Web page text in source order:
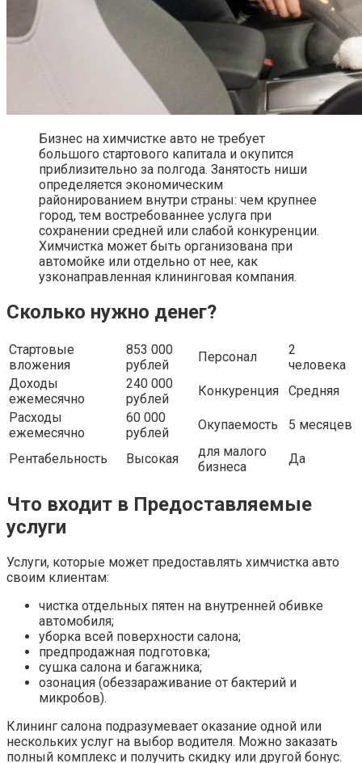
Бизнес на химчистке авто не требует
большого стартового капитала и окупится
приблизительно за полгода. Занятость ниши
определяется экономическим
районированием внутри страны: чем крупнее
город, тем востребованнее услуга при
сохранении средней или слабой конкуренции.
Химчистка может быть организована при
автомойке или отдельно от нее, как
узконаправленная клининговая компания.
Сколько нужно денег?
Стартовые
вложения
853 000
рублей
Персонал
2
человека
Доходы
ежемесячно
240 000
рублей
Конкуренция
Средняя
Расходы
ежемесячно
60 000
рублей
Окупаемость 5 месяцев
Рентабельность Высокая
для малого
бизнеса
Да
Что входит в Предоставляемые
услуги
Услуги, которые может предоставлять химчистка авто
своим клиентам:
чистка отдельных пятен на внутренней обивке
автомобиля;
уборка всей поверхности салона;
предпродажная подготовка;
сушка салона и багажника;
озонация (обеззараживание от бактерий и
микробов).
Клининг салона подразумевает оказание одной или
нескольких услуг на выбор водителя. Можно заказать
полный комплекс и получить скидку или другой бонус.